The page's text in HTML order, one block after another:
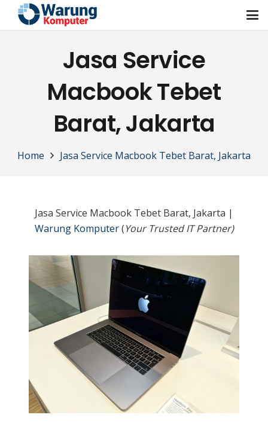
Jasa Service
Macbook Tebet
Barat, Jakarta
Home Jasa Service Macbook Tebet Barat, Jakarta
Jasa Service Macbook Tebet Barat, Jakarta |
Warung Komputer(Your Trusted IT Partner)